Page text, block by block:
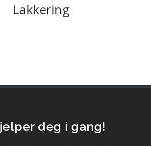
Lakkering
deg i gang!